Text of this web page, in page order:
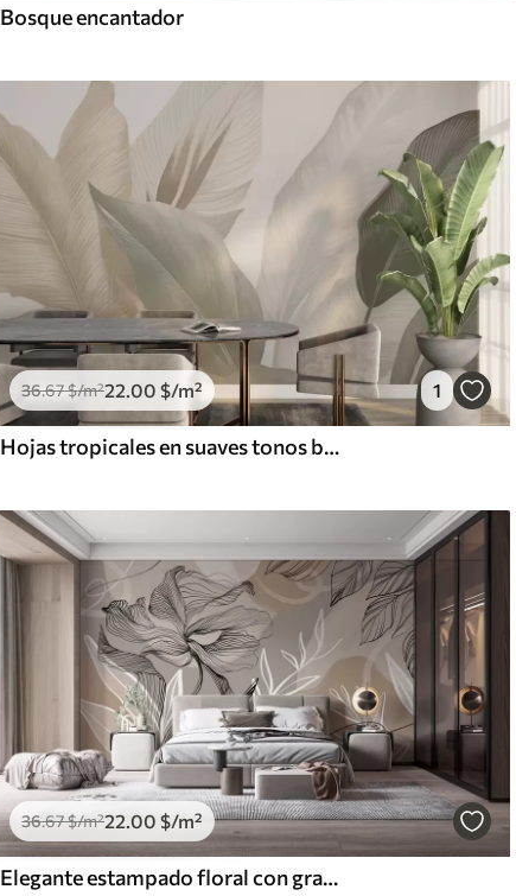
Bosque encantador
36.67$/m²22.00 $/m² 1
Hojas tropicales en suaves tonos beige y verde, con efecto acuarela y suaves transiciones de color
36.67$/m²22 .00 $/m²
Elegante estampado floral con grandes flores y hojas de líneas abstractas en tonos grises y beige sobre fondo claro